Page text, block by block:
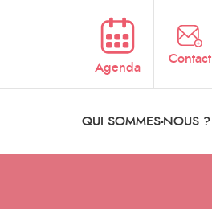
Agenda
Contact
QUI SOMMES-NOUS ?